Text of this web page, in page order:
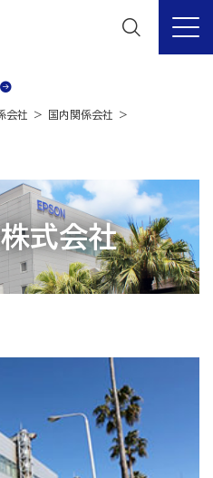
会社
国内関係会社
式会社